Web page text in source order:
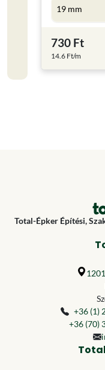
19 mm
730 Ft
14.6 Ft/m
Total-Épker Építési,
+36 (1)
+36 (70)